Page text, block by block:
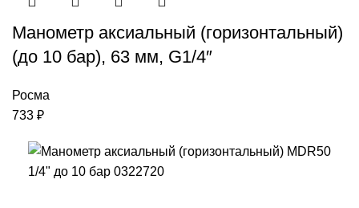
Манометр аксиальный (горизонтальный)
(до 10 бар), 63 мм, G1/4″
Росма
733 ₽